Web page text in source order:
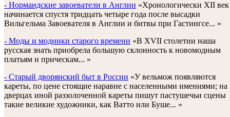
- Нормандские завоеватели в Англии «Хронологически XII век
начинается спустя тридцать четыре года после высадки
Вильгельма Завоевателя в Англии и битвы при Гастингсе... »
- Моды и модники старого времени «В XVII столетии наша
русская знать приобрела большую склонность к новомодным
платьям и прическам... »
- Старый дворянский быт в России «У вельмож появляются
кареты, по цене стоящие наравне с населенными имениями; на
дверцах иной раззолоченной кареты пишут пастушечьи сцены
такие великие художники, как Ватто или Буше... »